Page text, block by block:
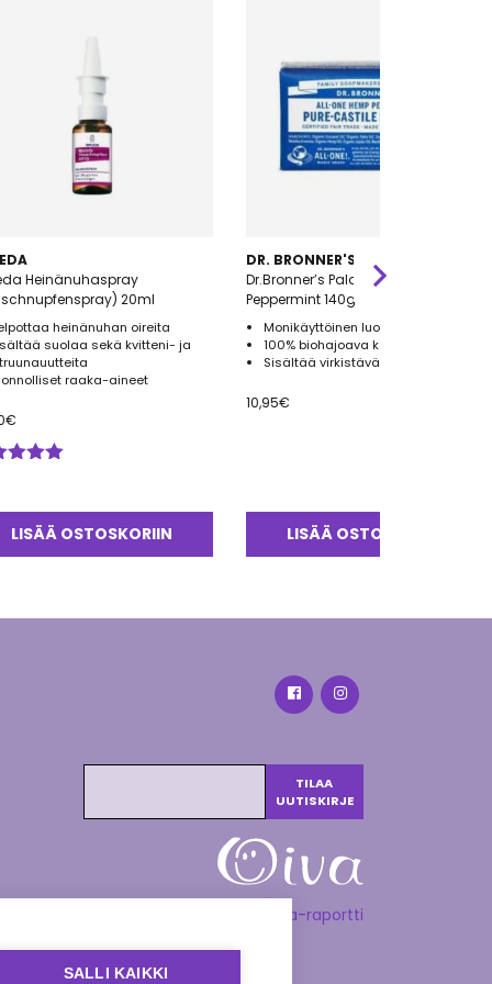
Heinänuhaspray
20ml
heinänuhan oireita
suolaa sekä kvitteni- ja
raaka-aineet
€
/ 5
LISÄÄ OSTOSKORIIN
DR. BRONNER'S
Dr.Bronner’s Palasaippua
Peppermint 140g
Monikäyttöinen luomu palasaippua
100% biohajoava kääre
Sisältää virkistävää piparminttua
10,95€
LISÄÄ OSTOSKORIIN
Katso Oiva-raportti
SALLI KAIKKI